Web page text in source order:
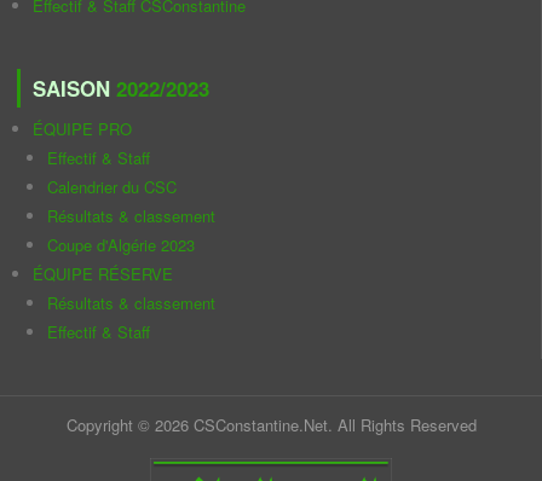
Effectif & Staff CSConstantine
SAISON 2022/2023
ÉQUIPE PRO
Effectif & Staff
Calendrier du CSC
Résultats & classement
Coupe d'Algérie 2023
ÉQUIPE RÉSERVE
Résultats & classement
Effectif & Staff
Copyright © 2026 CSConstantine.Net. All Rights Reserved